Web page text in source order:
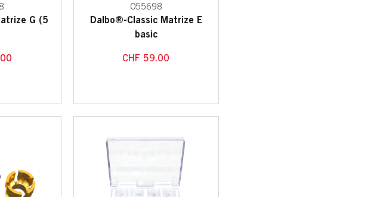
G (5
055698
Dalbo®-Classic Matrize E
basic
CHF 59.00